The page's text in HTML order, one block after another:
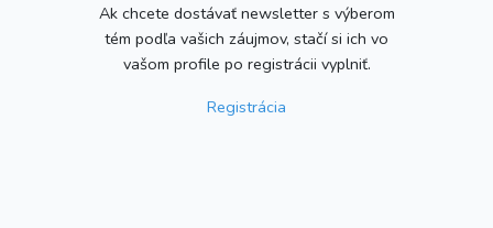
Ak chcete dostávať newsletter s výberom
tém podľa vašich záujmov, stačí si ich vo
vašom profile po registrácii vyplniť.
Registrácia